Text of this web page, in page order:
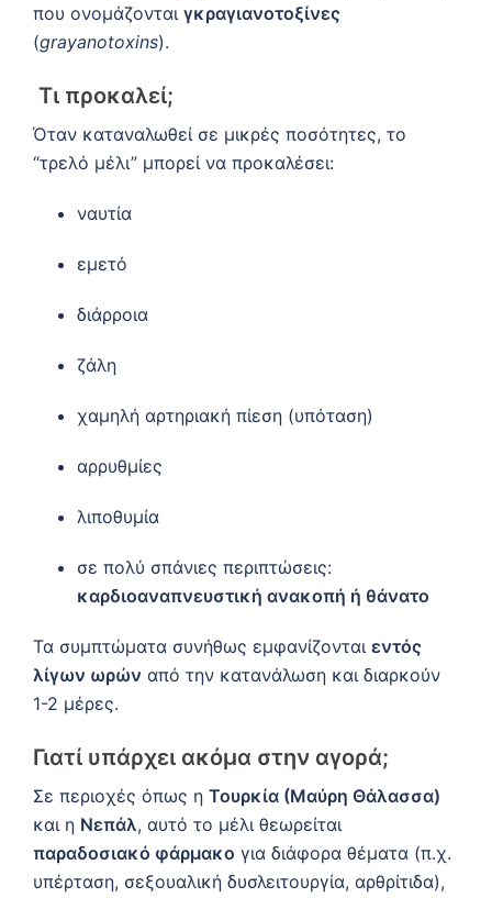
που ονομάζονται γκραγιανοτοξίνες
(grayanotoxins).
Τι προκαλεί;
Όταν καταναλωθεί σε μικρές ποσότητες, το
“τρελό μέλι” μπορεί να προκαλέσει:
ναυτία
εμετό
διάρροια
ζάλη
χαμηλή αρτηριακή πίεση (υπόταση)
αρρυθμίες
λιποθυμία
σε πολύ σπάνιες περιπτώσεις:
καρδιοαναπνευστική ανακοπή ή θάνατο
Τα συμπτώματα συνήθως εμφανίζονται εντός
λίγων ωρών από την κατανάλωση και διαρκούν
1-2 μέρες.
Γιατί υπάρχει ακόμα στην αγορά;
Σε περιοχές όπως η Τουρκία (Μαύρη Θάλασσα)
και η Νεπάλ, αυτό το μέλι θεωρείται
παραδοσιακό φάρμακο για διάφορα θέματα (π.χ.
υπέρταση, σεξουαλική δυσλειτουργία, αρθρίτιδα),